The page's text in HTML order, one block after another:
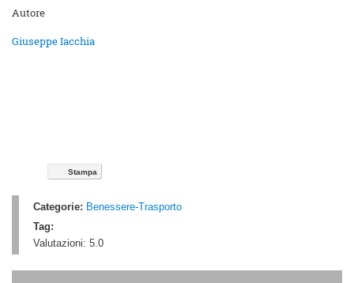
Autore
Giuseppe Iacchia
Stampa
Categorie: Benessere-Trasporto
Tag:
Valutazioni: 5.0